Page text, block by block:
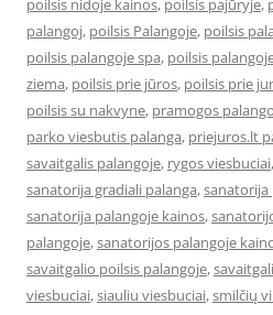
poilsis nidoje kainos, poilsis pajūryje,
palangoj, poilsis Palangoje, poilsis
poilsis palangoje spa, poilsis
ziema, poilsis prie jūros, poilsis prie
poilsis su nakvyne, pramogos
parko viesbutis palanga, priejuros.lt
savaitgalis palangoje, rygos viesbuciai,
sanatorija gradiali palanga,sanatorija
sanatorija palangoje kainos,
palangoje,sanatorijos palangoje
savaitgalio poilsis palangoje,
viesbuciai,siauliu viesbuciai,smilčių